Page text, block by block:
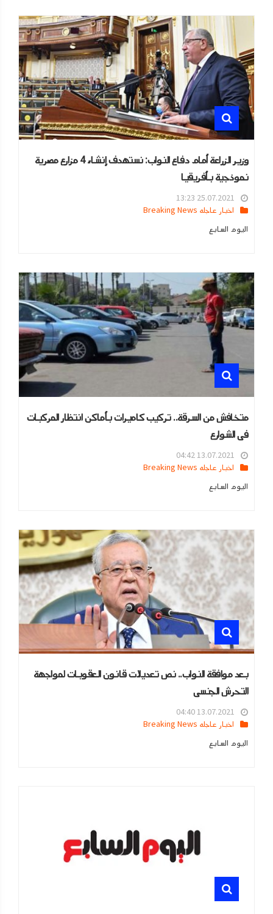
وزير الزراعة أمام دفاع النواب: نستهدف إنشاء 4 مزارع مصرية
نموذجية بأفريقيا
25.07.2021 13:23
اخبار عاجله Breaking News
اليوم السابع
متخافش من السرقة.. تركيب كاميرات بأماكن انتظار المركبات
فى الشوارع
13.07.2021 04:42
اخبار عاجله Breaking News
اليوم السابع
بعد موافقة النواب.. نص تعديلات قانون العقوبات لمواجهة
التحرش الجنسى
13.07.2021 04:40
اخبار عاجله Breaking News
اليوم السابع